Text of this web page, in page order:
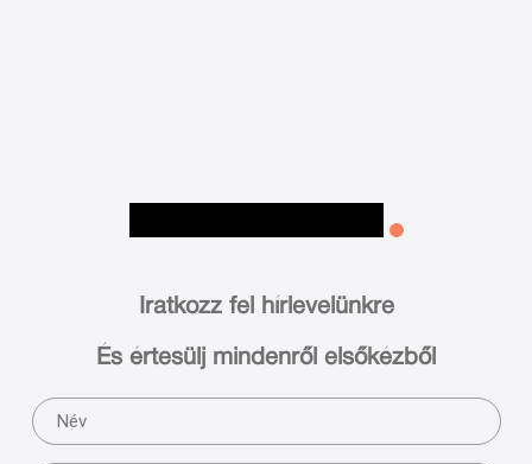
Iratkozz fel hírlevelünkre
És értesülj mindenről elsőkézből